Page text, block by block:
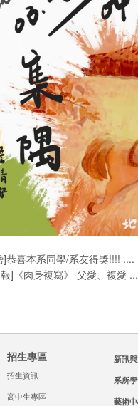
]恭喜本系同學/系友得獎!!!! ....
]《肉身複寫》-父愛、複愛
招生專區
招生資訊
高中生專區
新訊
系所
藝術